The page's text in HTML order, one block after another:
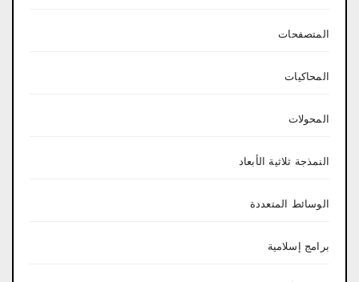
المتصفحات
المحاكيات
المحولات
النمذجة ثلاثية الأبعاد
الوسائط المتعددة
برامج إسلامية